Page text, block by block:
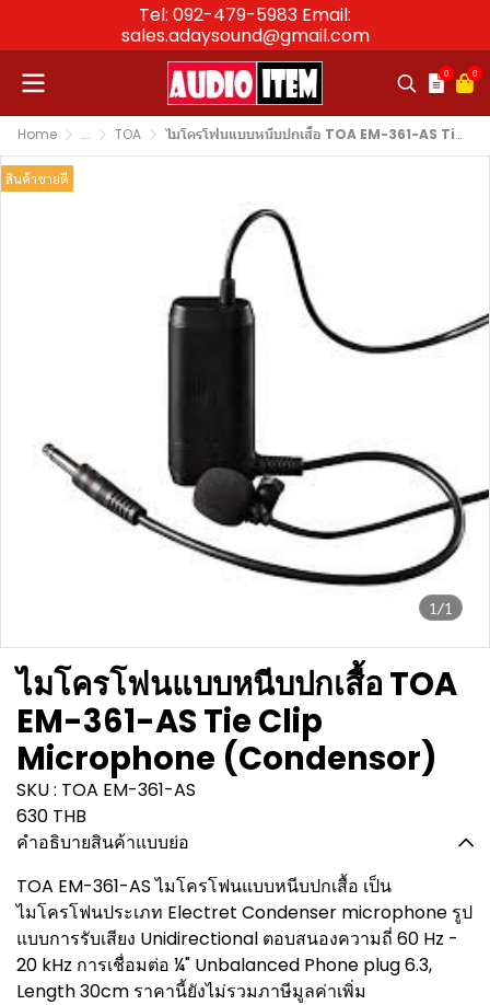
Tel: 092-479-5983 Email:
sales.adaysound@gmail.com
0 0
Home ... TOA ไมโครโฟนแบบหนีบปกเสื้อ TOA EM-361-AS Tie Clip Microphone (Condensor)
1/1
สินค้าขายดี
ไมโครโฟนแบบหนีบปกเสื้อ TOA
EM-361-AS Tie Clip
Microphone (Condensor)
SKU : TOA EM-361-AS
630 THB
คำอธิบายสินค้าแบบย่อ
TOA EM-361-AS ไมโครโฟนแบบหนีบปกเสื้อ เป็น
ไมโครโฟนประเภท Electret Condenser microphone รูป
แบบการรับเสียง Unidirectional ตอบสนองความถี่ 60 Hz -
20 kHz การเชื่อมต่อ ¼" Unbalanced Phone plug 6.3,
Length 30cm ราคานี้ยังไม่รวมภาษีมูลค่าเพิ่ม